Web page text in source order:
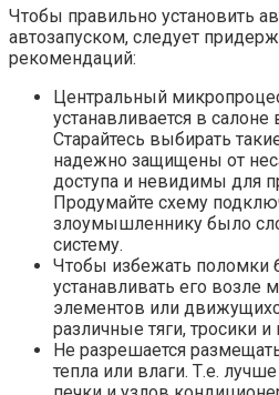
Чтобы правильно установить
автозапуском, следует
рекомендаций:
Центральный
устанавливается в
Старайтесь выбирать
надежно защищены от
доступа и невидимы для
Продумайте схему
злоумышленнику было
систему.
Чтобы избежать поломки
устанавливать его возле
элементов или
различные тяги, тросики и
Не разрешается
тепла или влаги. Т.е.